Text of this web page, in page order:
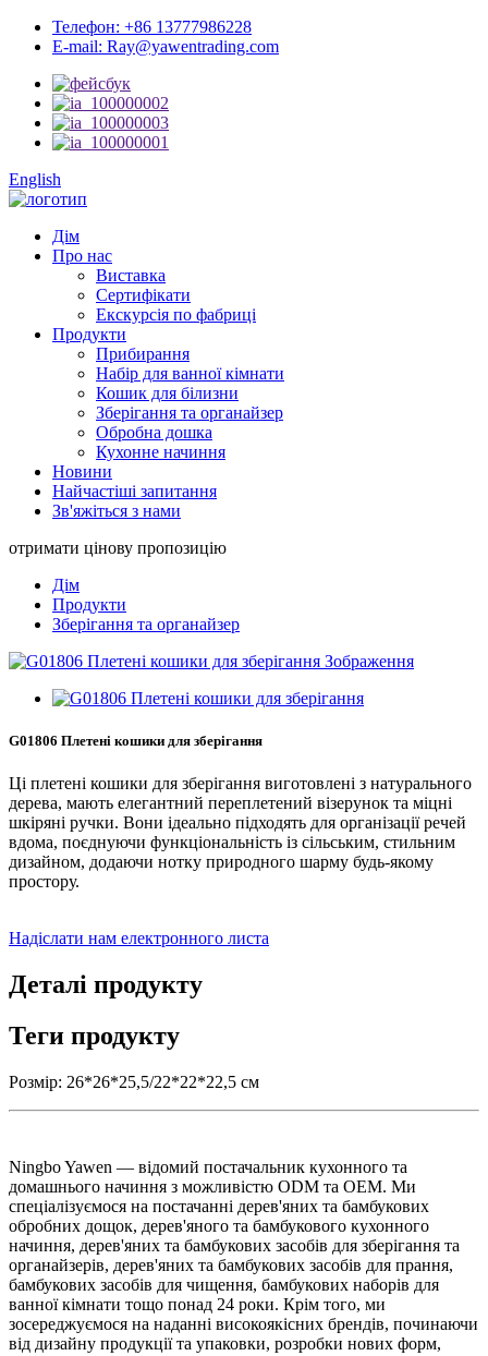
Телефон: +86 13777986228
E-mail: Ray@yawentrading.com
English
Дім
Про нас
Виставка
Сертифікати
Екскурсія по фабриці
Продукти
Прибирання
Набір для ванної кімнати
Кошик для білизни
Зберігання та органайзер
Обробна дошка
Кухонне начиння
Новини
Найчастіші запитання
Зв'яжіться з нами
отримати цінову пропозицію
Дім
Продукти
Зберігання та органайзер
G01806 Плетені кошики для зберігання
Ці плетені кошики для зберігання виготовлені з натурального
дерева, мають елегантний переплетений візерунок та міцні
шкіряні ручки. Вони ідеально підходять для організації речей
вдома, поєднуючи функціональність із сільським, стильним
дизайном, додаючи нотку природного шарму будь-якому
простору.
Надіслати нам електронного листа
Деталі продукту
Теги продукту
Розмір: 26*26*25,5/22*22*22,5 см
Ningbo Yawen — відомий постачальник кухонного та
домашнього начиння з можливістю ODM та OEM. Ми
спеціалізуємося на постачанні дерев'яних та бамбукових
обробних дощок, дерев'яного та бамбукового кухонного
начиння, дерев'яних та бамбукових засобів для зберігання та
органайзерів, дерев'яних та бамбукових засобів для прання,
бамбукових засобів для чищення, бамбукових наборів для
ванної кімнати тощо понад 24 роки. Крім того, ми
зосереджуємося на наданні високоякісних брендів, починаючи
від дизайну продукції та упаковки, розробки нових форм,